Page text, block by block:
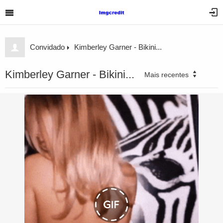
Convidado Kimberley Garner - Bikini...
Kimberley Garner - Bikini... Mais recentes